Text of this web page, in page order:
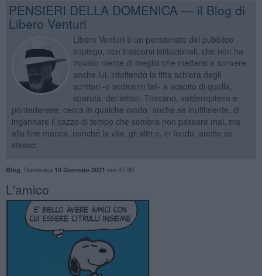
PENSIERI DELLA DOMENICA — il Blog di
Libero Venturi
Libero Venturi è un pensionato del pubblico
impiego, con trascorsi istituzionali, che non ha
trovato niente di meglio che mettersi a scrivere
anche lui, infoltendo la fitta schiera degli
scrittori -o sedicenti tali- a scapito di quella,
sparuta, dei lettori. Toscano, valderopiteco e
pontederese, cerca in qualche modo, anche se inutilmente, di
ingannare il cazzo di tempo che sembra non passare mai, ma
alla fine manca, nonché la vita, gli altri e, in fondo, anche se
stesso.
Blog Domenica 10 Gennaio 2021 ore 07:30
L'amico